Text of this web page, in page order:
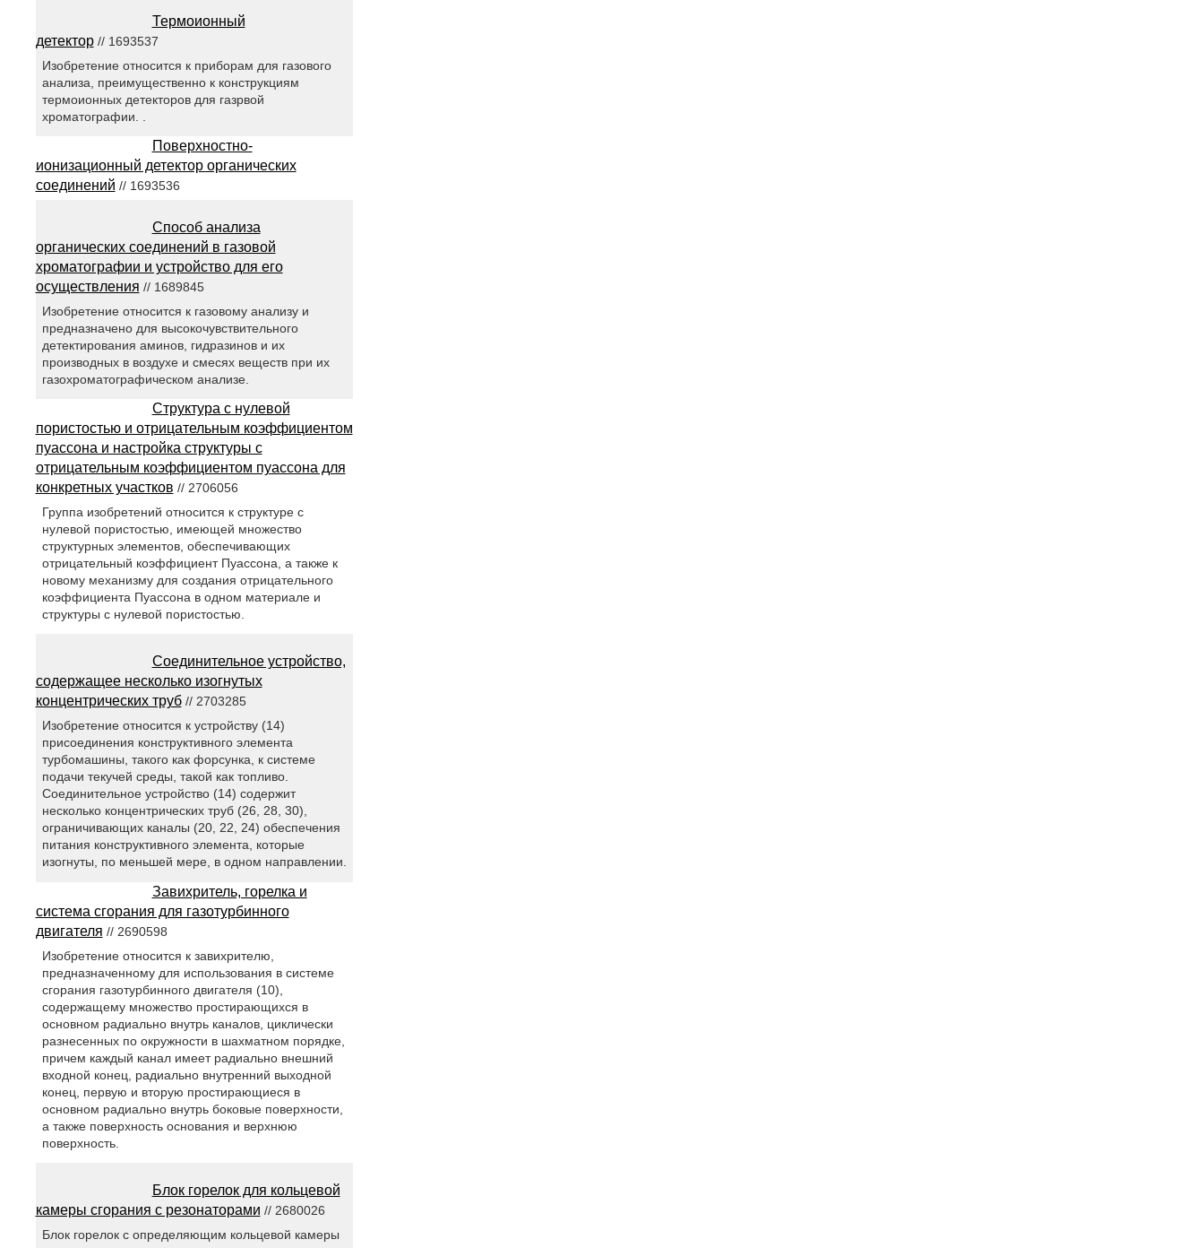
Термоионный
детектор// 1693537
Изобретение относится к приборам для газового
анализа, преимущественно к конструкциям
термоионных детекторов для газрвой
хроматографии. .
Поверхностно-
ионизационный детектор органических
соединений // 1693536
Способ анализа
органических соединений в газовой
хроматографии и устройство для его
осуществления // 1689845
Изобретение относится к газовому анализу и
предназначено для высокочувствительного
детектирования аминов, гидразинов и их
производных в воздухе и смесях веществ при их
газохроматографическом анализе.
Структура с нулевой
пористостью и отрицательным коэффициентом
пуассона и настройка структуры с
отрицательным коэффициентом пуассона для
конкретных участков // 2706056
Группа изобретений относится к структуре с
нулевой пористостью, имеющей множество
структурных элементов, обеспечивающих
отрицательный коэффициент Пуассона, а также к
новому механизму для создания отрицательного
коэффициента Пуассона в одном материале и
структуры с нулевой пористостью.
Соединительное устройство,
содержащее несколько изогнутых
концентрических труб// 2703285
Изобретение относится к устройству (14)
присоединения конструктивного элемента
турбомашины, такого как форсунка, к системе
подачи текучей среды, такой как топливо.
Соединительное устройство (14) содержит
несколько концентрических труб (26, 28, 30),
ограничивающих каналы (20, 22, 24) обеспечения
питания конструктивного элемента, которые
изогнуты, по меньшей мере, в одном направлении.
Завихритель, горелка и
система сгорания для газотурбинного
двигателя // 2690598
Изобретение относится к завихрителю,
предназначенному для использования в системе
сгорания газотурбинного двигателя (10),
содержащему множество простирающихся в
основном радиально внутрь каналов, циклически
разнесенных по окружности в шахматном порядке,
причем каждый канал имеет радиально внешний
входной конец, радиально внутренний выходной
конец, первую и вторую простирающиеся в
основном радиально внутрь боковые поверхности,
а также поверхность основания и верхнюю
поверхность.
Блок горелок для кольцевой
камеры сгорания с резонаторами // 2680026
Блок горелок с определяющим кольцевой камеры